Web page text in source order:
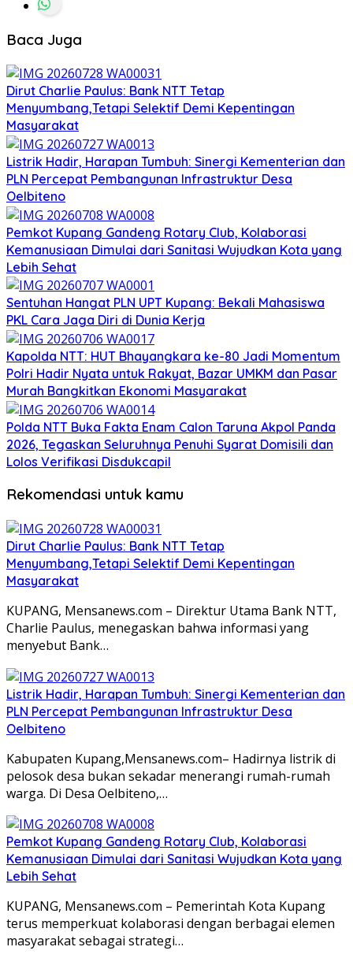
Baca Juga
Dirut Charlie Paulus: Bank NTT Tetap
Menyumbang,Tetapi Selektif Demi Kepentingan
Masyarakat
Listrik Hadir, Harapan Tumbuh: Sinergi Kementerian dan
PLN Percepat Pembangunan Infrastruktur Desa
Oelbiteno
Pemkot Kupang Gandeng Rotary Club, Kolaborasi
Kemanusiaan Dimulai dari Sanitasi Wujudkan Kota yang
Lebih Sehat
Sentuhan Hangat PLN UPT Kupang: Bekali Mahasiswa
PKL Cara Jaga Diri di Dunia Kerja
Kapolda NTT: HUT Bhayangkara ke-80 Jadi Momentum
Polri Hadir Nyata untuk Rakyat, Bazar UMKM dan Pasar
Murah Bangkitkan Ekonomi Masyarakat
Polda NTT Buka Fakta Enam Calon Taruna Akpol Panda
2026, Tegaskan Seluruhnya Penuhi Syarat Domisili dan
Lolos Verifikasi Disdukcapil
Rekomendasi untuk kamu
Dirut Charlie Paulus: Bank NTT Tetap
Menyumbang,Tetapi Selektif Demi Kepentingan
Masyarakat
KUPANG, Mensanews.com – Direktur Utama Bank NTT,
Charlie Paulus, menegaskan bahwa informasi yang
menyebut Bank…
Listrik Hadir, Harapan Tumbuh: Sinergi Kementerian dan
PLN Percepat Pembangunan Infrastruktur Desa
Oelbiteno
Kabupaten Kupang,Mensanews.com– Hadirnya listrik di
pelosok desa bukan sekadar menerangi rumah-rumah
warga. Di Desa Oelbiteno,…
Pemkot Kupang Gandeng Rotary Club, Kolaborasi
Kemanusiaan Dimulai dari Sanitasi Wujudkan Kota yang
Lebih Sehat
KUPANG, Mensanews.com – Pemerintah Kota Kupang
terus memperkuat kolaborasi dengan berbagai elemen
masyarakat sebagai strategi…